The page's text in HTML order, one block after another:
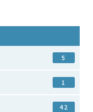
5
1
42